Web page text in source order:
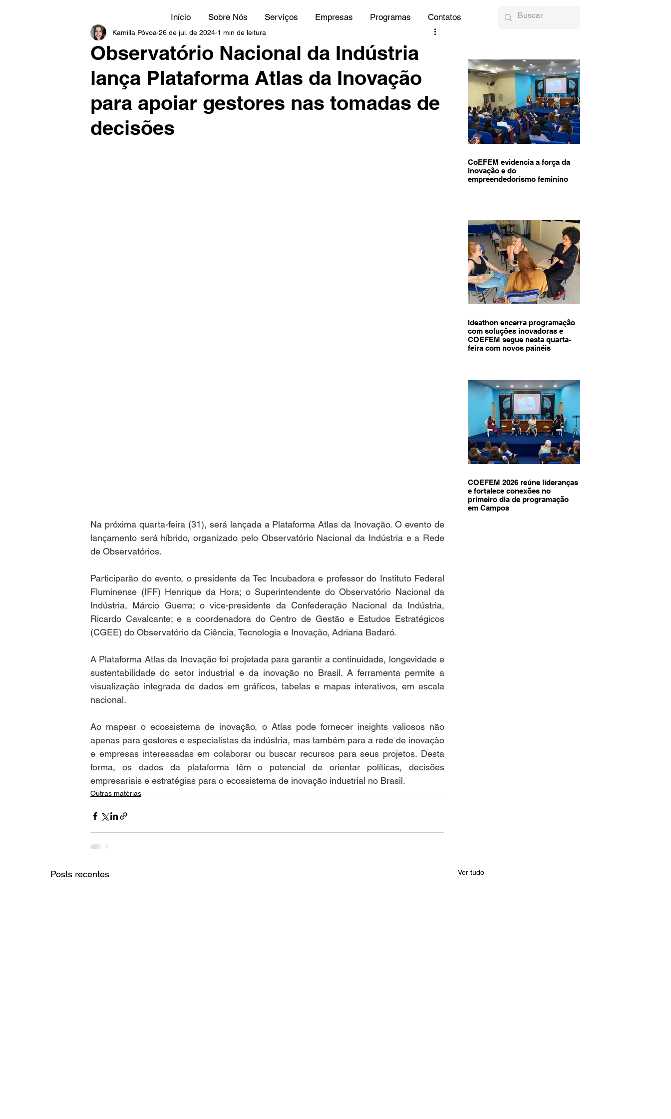
Início Sobre Nós Serviços Empresas Programas Contatos
Observatório Nacional da Indústria
lança Plataforma Atlas da Inovação
para apoiar gestores nas tomadas de
decisões
Kamilla Póvoa 26 de jul. de 2024 1 min de leitura
Na próxima quarta-feira (31), será lançada a Plataforma Atlas da Inovação. O evento de
lançamento será híbrido, organizado pelo Observatório Nacional da Indústria e a Rede
de Observatórios.
Participarão do evento, o presidente da Tec Incubadora e professor do Instituto Federal
Fluminense (IFF) Henrique da Hora; o Superintendente do Observatório Nacional da
Indústria, Márcio Guerra; o vice-presidente da Confederação Nacional da Indústria,
Ricardo Cavalcante; e a coordenadora do Centro de Gestão e Estudos Estratégicos
(CGEE) do Observatório da Ciência, Tecnologia e Inovação, Adriana Badaró.
A Plataforma Atlas da Inovação foi projetada para garantir a continuidade, longevidade e
sustentabilidade do setor industrial e da inovação no Brasil. A ferramenta permite a
visualização integrada de dados em gráficos, tabelas e mapas interativos, em escala
nacional.
Ao mapear o ecossistema de inovação, o Atlas pode fornecer insights valiosos não
apenas para gestores e especialistas da indústria, mas também para a rede de inovação
e empresas interessadas em colaborar ou buscar recursos para seus projetos. Desta
forma, os dados da plataforma têm o potencial de orientar políticas, decisões
empresariais e estratégias para o ecossistema de inovação industrial no Brasil.
Outras matérias
Posts recentes Ver tudo
CoEFEM evidencia a força da
inovação e do
empreendedorismo feminino
Ideathon encerra programação
com soluções inovadoras e
COEFEM segue nesta quarta-
feira com novos painéis
COEFEM 2026 reúne lideranças
e fortalece conexões no
primeiro dia de programação
em Campos